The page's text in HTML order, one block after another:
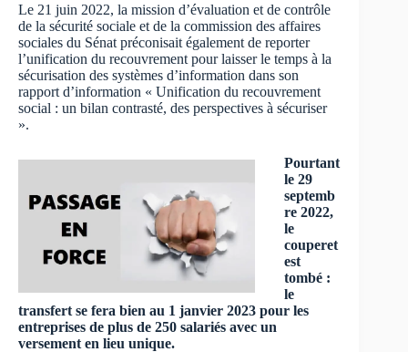
Le 21 juin 2022, la mission d’évaluation et de contrôle
de la sécurité sociale et de la commission des affaires
sociales du Sénat préconisait également de reporter
l’unification du recouvrement pour laisser le temps à la
sécurisation des systèmes d’information dans son
rapport d’information « Unification du recouvrement
social : un bilan contrasté, des perspectives à sécuriser
».
Pourtant
le 29
septemb
re 2022,
le
couperet
est
tombé :
le
transfert se fera bien au 1 janvier 2023 pour les
entreprises de plus de 250 salariés avec un
versement en lieu unique.